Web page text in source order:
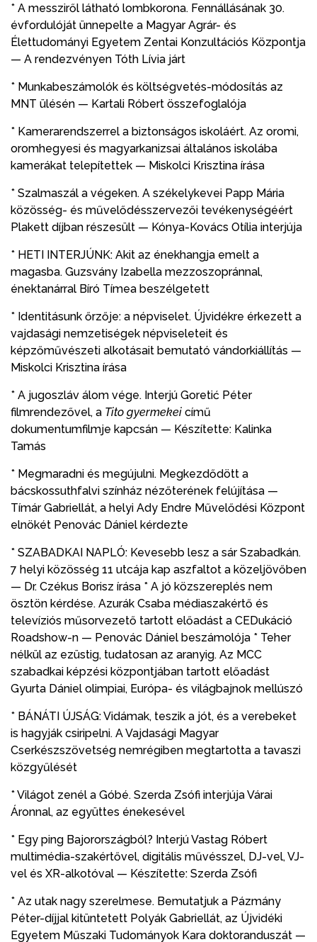
* A messziről látható lombkorona. Fennállásának 30.
évfordulóját ünnepelte a Magyar Agrár- és
Élettudományi Egyetem Zentai Konzultációs Központja
— A rendezvényen Tóth Lívia járt
* Munkabeszámolók és költségvetés-módosítás az
MNT ülésén — Kartali Róbert összefoglalója
* Kamerarendszerrel a biztonságos iskoláért. Az oromi,
oromhegyesi és magyarkanizsai általános iskolába
kamerákat telepítettek — Miskolci Krisztina írása
* Szalmaszál a végeken. A székelykevei Papp Mária
közösség- és művelődésszervezői tevékenységéért
Plakett díjban részesült — Kónya-Kovács Otília interjúja
* HETI INTERJÚNK: Akit az énekhangja emelt a
magasba. Guzsvány Izabella mezzoszopránnal,
énektanárral Bíró Tímea beszélgetett
* Identitásunk őrzője: a népviselet. Újvidékre érkezett a
vajdasági nemzetiségek népviseleteit és
képzőművészeti alkotásait bemutató vándorkiállítás —
Miskolci Krisztina írása
* A jugoszláv álom vége. Interjú Goretić Péter
filmrendezővel, a Tito gyermekei című
dokumentumfilmje kapcsán — Készítette: Kalinka
Tamás
* Megmaradni és megújulni. Megkezdődött a
bácskossuthfalvi színház nézőterének felújítása —
Tímár Gabriellát, a helyi Ady Endre Művelődési Központ
elnökét Penovác Dániel kérdezte
* SZABADKAI NAPLÓ: Kevesebb lesz a sár Szabadkán.
7 helyi közösség 11 utcája kap aszfaltot a közeljövőben
— Dr. Czékus Borisz írása * A jó közszereplés nem
ösztön kérdése. Azurák Csaba médiaszakértő és
televíziós műsorvezető tartott előadást a CEDukáció
Roadshow-n — Penovác Dániel beszámolója * Teher
nélkül az ezüstig, tudatosan az aranyig. Az MCC
szabadkai képzési központjában tartott előadást
Gyurta Dániel olimpiai, Európa- és világbajnok mellúszó
* BÁNÁTI ÚJSÁG: Vidámak, teszik a jót, és a verebeket
is hagyják csiripelni. A Vajdasági Magyar
Cserkészszövetség nemrégiben megtartotta a tavaszi
közgyűlését
* Világot zenél a Góbé. Szerda Zsófi interjúja Várai
Áronnal, az együttes énekesével
* Egy ping Bajorországból? Interjú Vastag Róbert
multimédia-szakértővel, digitális művésszel, DJ-vel, VJ-
vel és XR-alkotóval — Készítette: Szerda Zsófi
* Az utak nagy szerelmese. Bemutatjuk a Pázmány
Péter-díjjal kitüntetett Polyák Gabriellát, az Újvidéki
Egyetem Műszaki Tudományok Kara doktoranduszát —